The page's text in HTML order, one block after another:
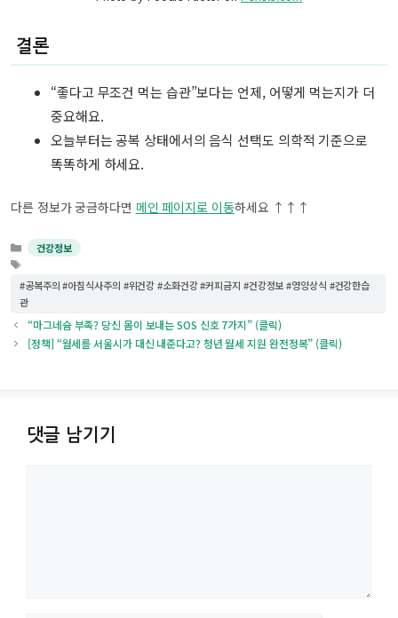
결론
“좋다고 무조건 먹는 습관”보다는 언제, 어떻게 먹는지가 더
중요해요.
오늘부터는 공복 상태에서의 음식 선택도 의학적 기준으로
똑똑하게 하세요.
다른 정보가 궁금하다면 메인 페이지로 이동하세요 ↑↑↑
카
고
리
건강정보
그
#공복주의 #아침식사주의 #위건강 #소화건강 #커피금지 #건강정보 #영양상식 #건강한습
관
“마그네슘 부족? 당신 몸이 보내는 SOS 신호 7가지” (클릭)
[정책] “월세를 서울시가 대신 내준다고? 청년 월세 지원 완전정복” (클릭)
댓글 남기기